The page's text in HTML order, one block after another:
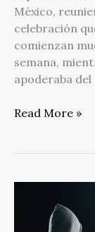
México,
celebración
comienzan
semana,
apoderaba del
Read More »